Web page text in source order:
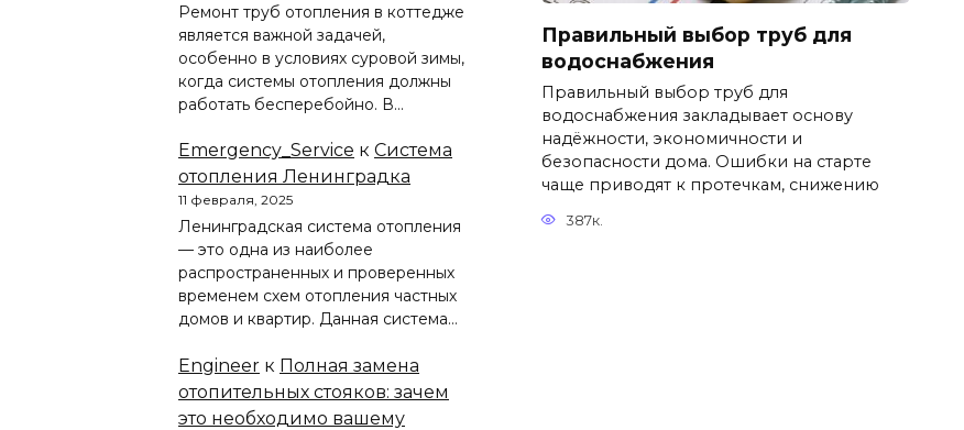
Правильный выбор труб для
водоснабжения
Правильный выбор труб для
водоснабжения закладывает основу
надёжности, экономичности и
безопасности дома. Ошибки на старте
чаще приводят к протечкам, снижению
387к.
Ремонт труб отопления в коттедже
является важной задачей,
особенно в условиях суровой зимы,
когда системы отопления должны
работать бесперебойно. В…
Emergency_Service к Система
отопления Ленинградка
11 февраля, 2025
Ленинградская система отопления
— это одна из наиболее
распространенных и проверенных
временем схем отопления частных
домов и квартир. Данная система…
Engineer к Полная замена
отопительных стояков: зачем
это необходимо вашему